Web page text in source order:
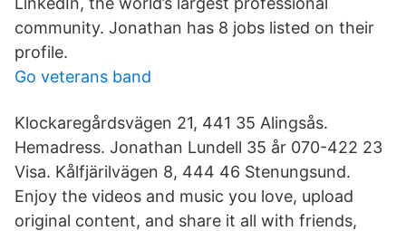
community. Jonathan has 8 jobs listed on their
profile.
Go veterans band
Klockaregårdsvägen 21, 441 35 Alingsås.
Hemadress. Jonathan Lundell 35 år 070-422 23
Visa. Kålfjärilvägen 8, 444 46 Stenungsund.
Enjoy the videos and music you love, upload
original content, and share it all with friends,